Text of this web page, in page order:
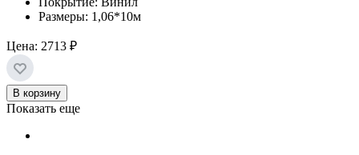
Размеры: 1,06*10м
Цена: 2713 ₽
В корзину
Показать еще